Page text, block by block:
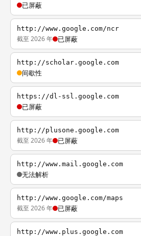
已屏蔽
http://www.google.com/ncr
截至 2026 年 已屏蔽
http://scholar.google.com
间歇性
https://dl-ssl.google.com
已屏蔽
http://plusone.google.com
截至 2026 年 已屏蔽
http://www.mail.google.com
无法解析
http://www.google.com/maps
截至 2026 年 已屏蔽
http://www.plus.google.com